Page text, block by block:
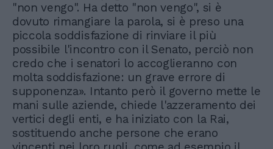
"non vengo". Ha detto "non vengo", si è
dovuto rimangiare la parola, si è preso una
piccola soddisfazione di rinviare il più
possibile l'incontro con il Senato, perciò non
credo che i senatori lo accoglieranno con
molta soddisfazione: un grave errore di
supponenza». Intanto però il governo mette le
mani sulle aziende, chiede l'azzeramento dei
vertici degli enti, e ha iniziato con la Rai,
sostituendo anche persone che erano